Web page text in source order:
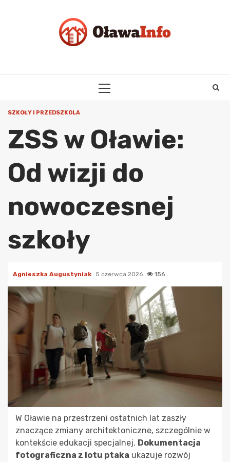
PRIMARY
SZKOŁY I PRZEDSZKOLA
ZSS w Oławie:
Od wizji do
nowoczesnej
szkoły
Agnieszka Augustyniak 5 czerwca 2026 156
W Oławie na przestrzeni ostatnich lat zaszły
znaczące zmiany architektoniczne, szczególnie w
kontekście edukacji specjalnej. Dokumentacja
fotograficzna z lotu ptaka ukazuje rozwój